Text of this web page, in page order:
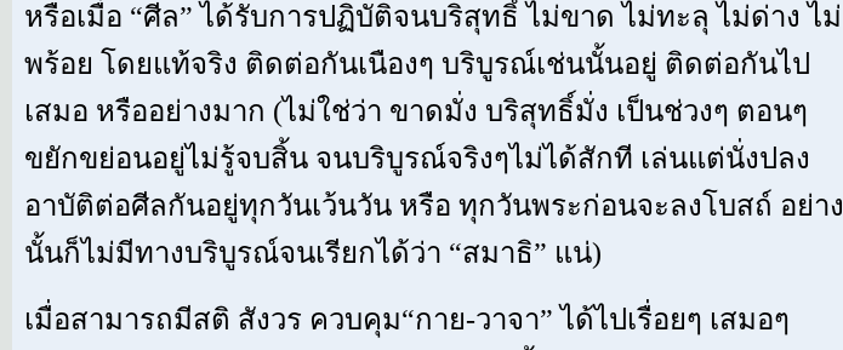
หรือเมื่อ “ศีล” ได้รับการปฏิบัติจนบริสุทธิ์ ไม่ขาด ไม่ทะลุ ไม่ด่าง ไม่
พร้อย โดยแท้จริง ติดต่อกันเนืองๆ บริบูรณ์เช่นนั้นอยู่ ติดต่อกันไป
เสมอ หรืออย่างมาก (ไม่ใช่ว่า ขาดมั่ง บริสุทธิ์มั่ง เป็นช่วงๆ ตอนๆ
ขยักขย่อนอยู่ไม่รู้จบสิ้น จนบริบูรณ์จริงๆไม่ได้สักที เล่นแต่นั่งปลง
อาบัติต่อศีลกันอยู่ทุกวันเว้นวัน หรือ ทุกวันพระก่อนจะลงโบสถ์ อย่าง
นั้นก็ไม่มีทางบริบูรณ์จนเรียกได้ว่า “สมาธิ” แน่)
เมื่อสามารถมีสติ สังวร ควบคุม“กาย-วาจา” ได้ไปเรื่อยๆ เสมอๆ